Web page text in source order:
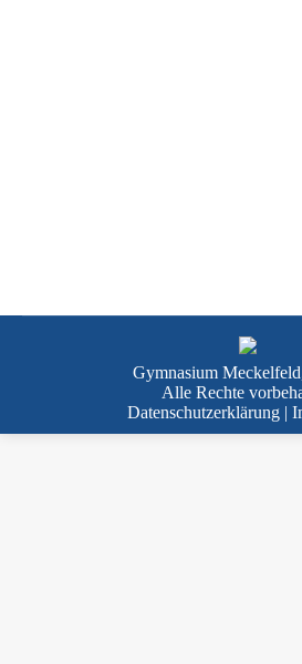
Gymnasium
Alle Rechte
Datenschutzerklärung |